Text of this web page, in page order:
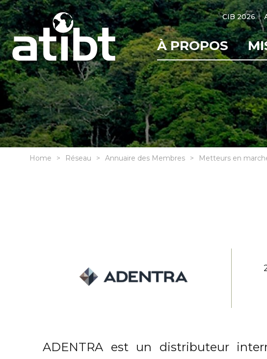
CIB 2026
À PROPOS
Home Réseau Annuaire des Membres Metteurs en
ADENTRA est un distributeur